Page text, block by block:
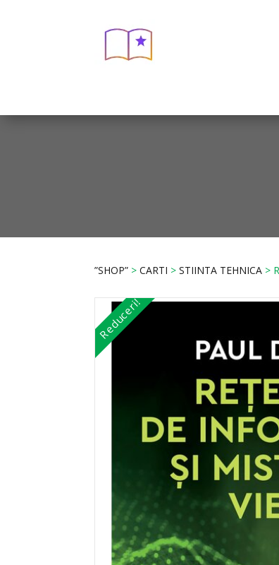
”SHOP” >CARTI >STIINTA TEHNICA >
Reduceri!